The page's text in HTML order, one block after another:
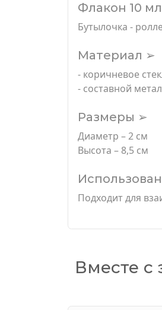
Флакон 10
Бутылочка -
Материал ➢
- коричневое
- составной
Размеры ➢
Диаметр – 2 см
Высота – 8,5 см
Подходит для
Вместе с